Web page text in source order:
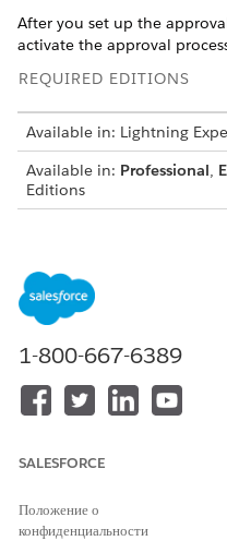
After you set up the
activate the approval
REQUIRED EDITIONS
Available in: Lightning
Available in: Professional,
Editions
To activate the approval
process:
Review the approval
configured correctly.
ClickActivate
Оставьте свой отзыв,
1-800-667-6389
SALESFORCE
Положение о
конфиденциальности